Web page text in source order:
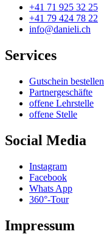
+41 71 925 32 25
+41 79 424 78 22
info@danieli.ch
Services
Gutschein bestellen
Partnergeschäfte
offene Lehrstelle
offene Stelle
Social Media
Instagram
Facebook
Whats App
360°-Tour
Impressum